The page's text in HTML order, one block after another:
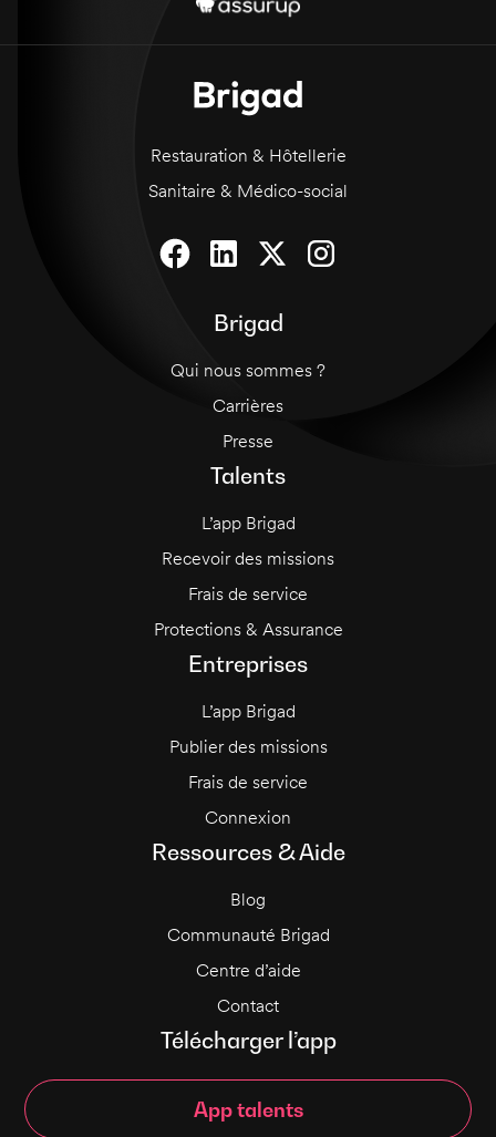
Restauration & Hôtellerie
Sanitaire & Médico-social
Brigad
Qui nous sommes ?
Carrières
Presse
Talents
L’app Brigad
Recevoir des missions
Frais de service
Protections & Assurance
Entreprises
L’app Brigad
Publier des missions
Frais de service
Connexion
Ressources & Aide
Blog
Communauté Brigad
Centre d’aide
Contact
Télécharger l’app
App talents